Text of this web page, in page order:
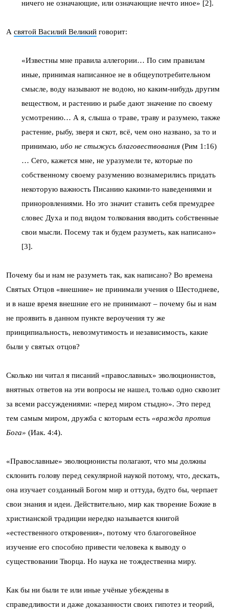
ничего не означающие, или означающие нечто иное» [2].
А святой Василий Великий говорит:
«Известны мне правила аллегории… По сим правилам
иные, принимая написанное не в общеупотребительном
смысле, воду называют не водою, но каким-нибудь другим
веществом, и растению и рыбе дают значение по своему
усмотрению… А я, слыша о траве, траву и разумею, также
растение, рыбу, зверя и скот, всё, чем оно названо, за то и
принимаю, ибо не стыжусь благовествования (Рим 1:16)
… Сего, кажется мне, не уразумели те, которые по
собственному своему разумению вознамерились придать
некоторую важность Писанию какими-то наведениями и
приноровлениями. Но это значит ставить себя премудрее
словес Духа и под видом толкования вводить собственные
свои мысли. Посему так и будем разуметь, как написано»
[3].
Почему бы и нам не разуметь так, как написано? Во времена
Святых Отцов «внешние» не принимали учения о Шестодневе,
и в наше время внешние его не принимают – почему бы и нам
не проявить в данном пункте вероучения ту же
принципиальность, невозмутимость и независимость, какие
были у святых отцов?
Сколько ни читал я писаний «православных» эволюционистов,
внятных ответов на эти вопросы не нашел, только одно сквозит
за всеми рассуждениями: «перед миром стыдно». Это перед
тем самым миром, дружба с которым есть «вражда против
Бога» (Иак. 4:4).
«Православные» эволюционисты полагают, что мы должны
склонить голову перед секулярной наукой потому, что, дескать,
она изучает созданный Богом мир и оттуда, будто бы, черпает
свои знания и идеи. Действительно, мир как творение Божие в
христианской традиции нередко называется книгой
«естественного откровения», потому что благоговейное
изучение его способно привести человека к выводу о
существовании Творца. Но наука не тождественна миру.
Как бы ни были те или иные учёные убеждены в
справедливости и даже доказанности своих гипотез и теорий,